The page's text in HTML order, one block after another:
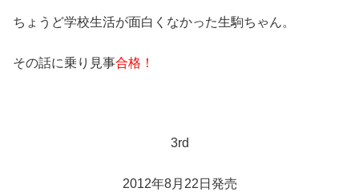
ちょうど学校生活が面白くなかった生駒ちゃん。
その話に乗り見事合格！
3rd
2012年8月22日発売